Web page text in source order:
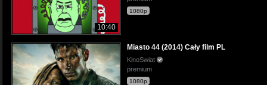
10:40
1080p
Miasto 44 (2014) Cały film PL
KinoSwiat
premium
1080p